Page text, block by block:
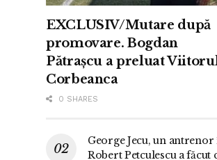
EXCLUSIV/Mutare după
promovare. Bogdan
Pătrașcu a preluat
Corbeanca
0 SHARES
George Jecu, un
Robert Petculescu a făcut